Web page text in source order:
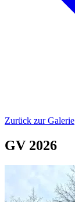
Zurück zur Galerie
GV 2026